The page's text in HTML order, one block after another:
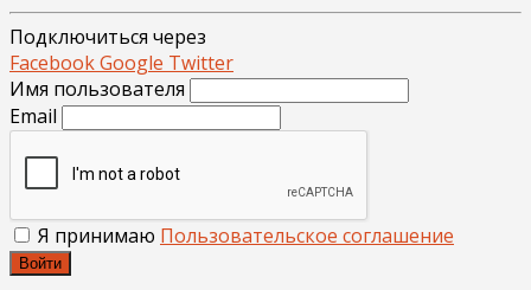
Подключиться через
FacebookGoogle Twitter
Имя пользователя
Email
Я принимаю Пользовательское соглашение
Войти